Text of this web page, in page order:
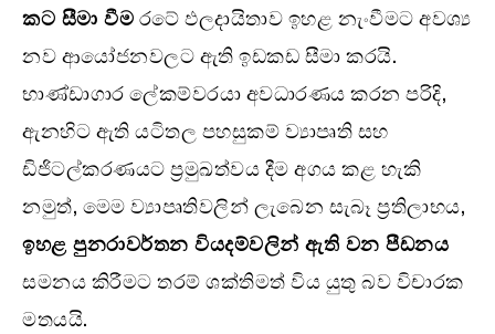
කට සීමා වීමරටේ ඵලදායිතාව ඉහළ නැංවීමට අවශ්‍ය
නව ආයෝජනවලට ඇති ඉඩකඩ සීමා කරයි.
භාණ්ඩාගාර ලේකම්වරයා අවධාරණය කරන පරිදි,
ඇනහිට ඇති යටිතල පහසුකම් ව්‍යාපෘති සහ
ඩිජිටල්කරණයට ප්‍රමුඛත්වය දීම අගය කළ හැකි
නමුත්, මෙම ව්‍යාපෘතිවලින් ලැබෙන සැබෑ ප්‍රතිලාභය,
ඉහළ පුනරාවර්තන වියදම්වලින් ඇති වන පීඩනය
සමනය කිරීමට තරම් ශක්තිමත් විය යුතු බව විචාරක
මතයයි.